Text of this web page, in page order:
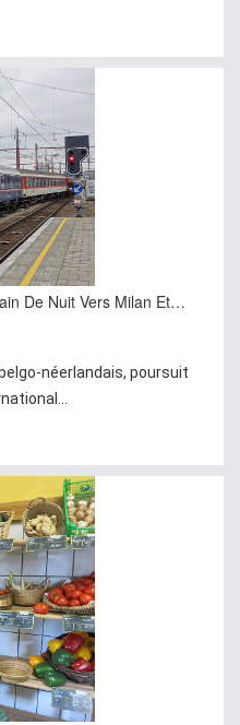
De Nuit Vers Milan Et…
néerlandais, poursuit